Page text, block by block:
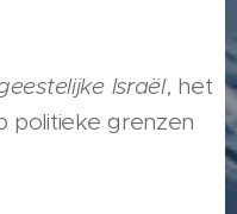
Israël, het
politieke grenzen